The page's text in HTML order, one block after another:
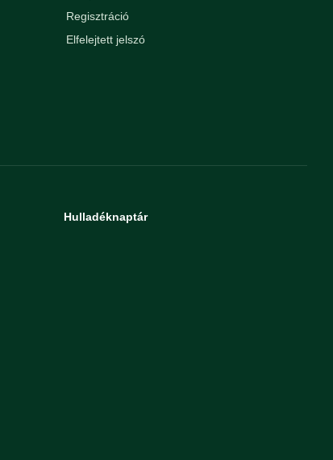
Regisztráció
Elfelejtett jelszó
Hulladéknaptár